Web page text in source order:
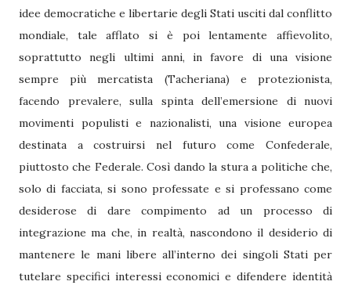
idee democratiche e libertarie degli Stati usciti dal conflitto
mondiale, tale afflato si è poi lentamente affievolito,
soprattutto negli ultimi anni, in favore di una visione
sempre più mercatista (Tacheriana) e protezionista,
facendo prevalere, sulla spinta dell’emersione di nuovi
movimenti populisti e nazionalisti, una visione europea
destinata a costruirsi nel futuro come Confederale,
piuttosto che Federale. Così dando la stura a politiche che,
solo di facciata, si sono professate e si professano come
desiderose di dare compimento ad un processo di
integrazione ma che, in realtà, nascondono il desiderio di
mantenere le mani libere all’interno dei singoli Stati per
tutelare specifici interessi economici e difendere identità